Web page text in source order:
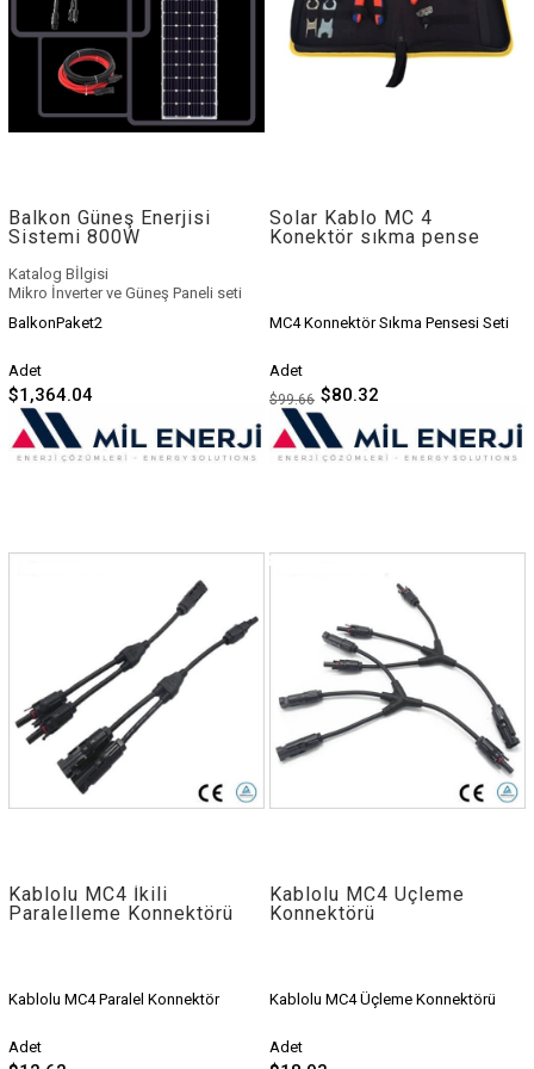
Balkon Güneş Enerjisi
Sistemi 800W
Katalog Bİlgisi
Mikro İnverter ve Güneş Paneli seti
Balkon kullanımı için uygundur.
Adet280-440 Watt
BalkonPaket2
Adet
$1,364.04
Solar Kablo MC 4
Konektör sıkma pense
MC4 Konnektör Sıkma Pensesi Seti
Adet
$80.32
$99.66
Kablolu MC4 İkili
Paralelleme Konnektörü
Kablolu MC4 Paralel Konnektör
Adet
Kablolu MC4 Üçleme
Konnektörü
Kablolu MC4 Üçleme Konnektörü
Adet